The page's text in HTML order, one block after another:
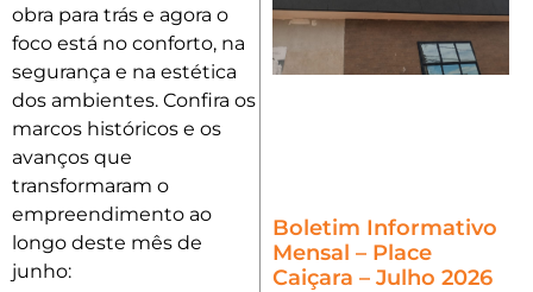
obra para trás e agora o
foco está no conforto, na
segurança e na estética
dos ambientes. Confira os
marcos históricos e os
avanços que
transformaram o
empreendimento ao
longo deste mês de
junho:
Boletim Informativo
Mensal – Place
Caiçara – Julho 2026